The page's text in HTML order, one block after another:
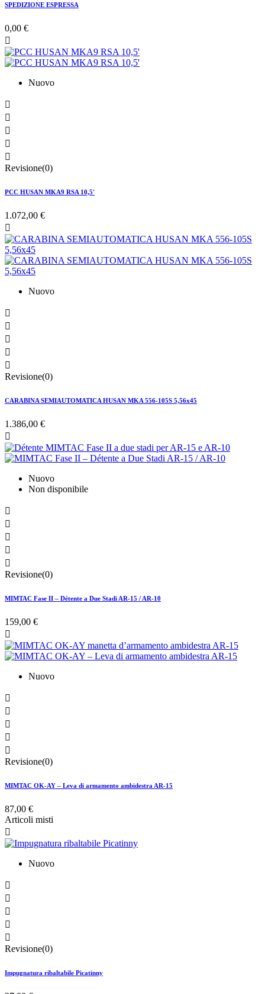
SPEDIZIONE ESPRESSA
0,00 €

Nuovo





Revisione(0)
PCC HUSAN MKA9 RSA 10,5'
1.072,00 €

Nuovo





Revisione(0)
CARABINA SEMIAUTOMATICA HUSAN MKA 556-105S 5,56x45
1.386,00 €

Nuovo
Non disponibile





Revisione(0)
MIMTAC Fase II – Détente a Due Stadi AR-15 / AR-10
159,00 €

Nuovo





Revisione(0)
MIMTAC OK-AY – Leva di armamento ambidestra AR-15
87,00 €
Articoli misti

Nuovo





Revisione(0)
Impugnatura ribaltabile Picatinny